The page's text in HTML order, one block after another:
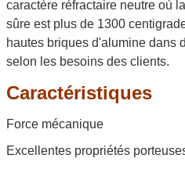
caractère réfractaire neutre où
sûre est plus de 1300
hautes briques d'alumine dans
selon les besoins des clients.
Caractéristiques
Force mécanique
Excellentes propriétés